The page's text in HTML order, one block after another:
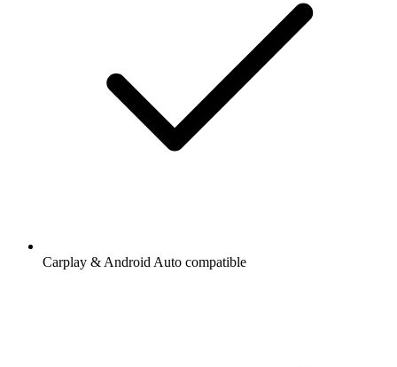
Carplay & Android Auto compatible